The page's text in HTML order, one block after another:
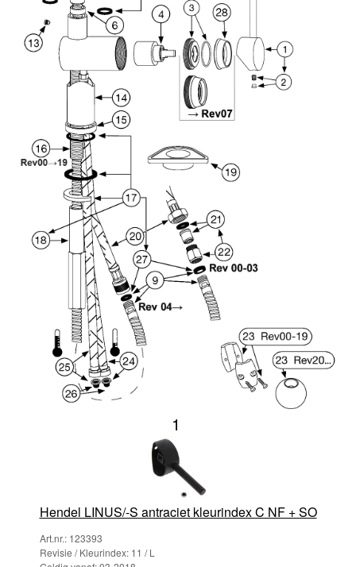
1
Hendel LINUS/-S antraciet kleurindex C NF + SO
Art.nr.: 123393
Revisie / Kleurindex: 11 / L